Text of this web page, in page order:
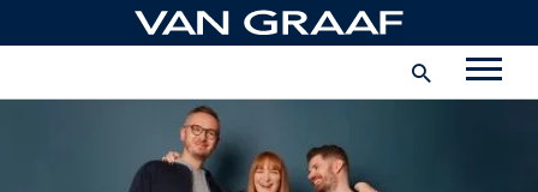
saturu
INSTAGRAM
FACEBOOK